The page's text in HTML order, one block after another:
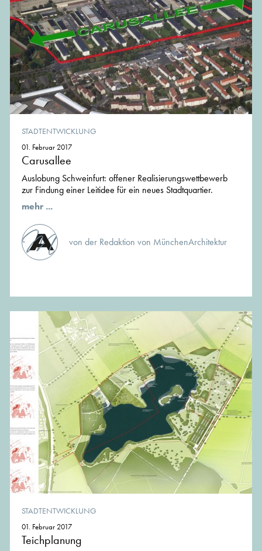
STADTENTWICKLUNG
01. Februar 2017
Carusallee
Auslobung Schweinfurt: offener Realisierungswettbewerb
zur Findung einer Leitidee für ein neues Stadtquartier.
mehr ...
von der Redaktion von MünchenArchitektur
STADTENTWICKLUNG
01. Februar 2017
Teichplanung